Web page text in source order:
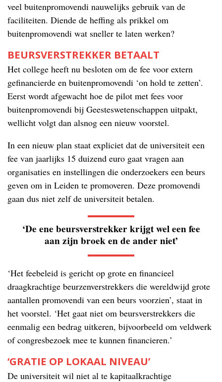
veel buitenpromovendi nauwelijks gebruik van de
faciliteiten. Diende de heffing als prikkel om
buitenpromovendi wat sneller te laten werken?
BEURSVERSTREKKER BETAALT
Het college heeft nu besloten om de fee voor extern
gefinancierde en buitenpromovendi ‘on hold te zetten’.
Eerst wordt afgewacht hoe de pilot met fees voor
buitenpromovendi bij Geesteswetenschappen uitpakt,
wellicht volgt dan alsnog een nieuw voorstel.
In een nieuw plan staat expliciet dat de universiteit een
fee van jaarlijks 15 duizend euro gaat vragen aan
organisaties en instellingen die onderzoekers een beurs
geven om in Leiden te promoveren. Deze promovendi
gaan dus niet zelf de universiteit betalen.
‘De ene beursverstrekker krijgt wel een fee
aan zijn broek en de ander niet’
‘Het feebeleid is gericht op grote en financieel
draagkrachtige beurzenverstrekkers die wereldwijd grote
aantallen promovendi van een beurs voorzien’, staat in
het voorstel. ‘Het gaat niet om beursverstrekkers die
eenmalig een bedrag uitkeren, bijvoorbeeld om veldwerk
of congresbezoek mee te kunnen financieren.’
‘GRATIE OP LOKAAL NIVEAU’
De universiteit wil niet al te kapitaalkrachtige